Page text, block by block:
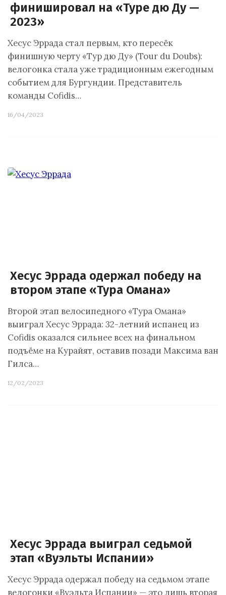
финишировал на «Туре дю Ду —
2023»
Хесус Эррада стал первым, кто пересёк
финишную черту «Тур дю Ду» (Tour du Doubs):
велогонка стала уже традиционным ежегодным
событием для Бургундии. Представитель
команды Cofidis…
16/04/2023
Хесус Эррада одержал победу на
втором этапе «Тура Омана»
Второй этап велосипедного «Тура Омана»
выиграл Хесус Эррада: 32-летний испанец из
Cofidis оказался сильнее всех на финальном
подъёме на Курайят, оставив позади Максима ван
Гилса…
12/02/2023
Хесус Эррада выиграл седьмой
этап «Вуэльты Испании»
Хесус Эррада одержал победу на седьмом этапе
велогонки «Вуэльта Испании» — это лишь вторая